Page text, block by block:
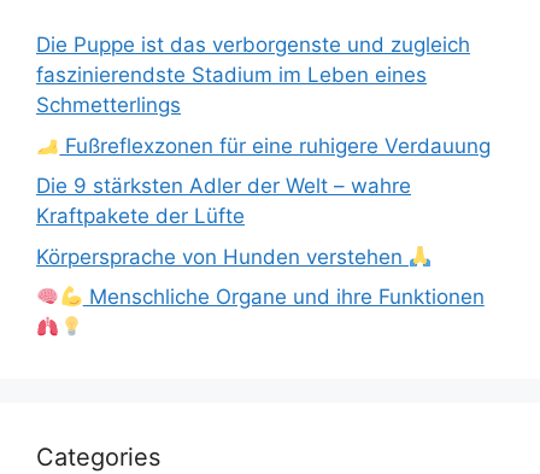
Die Puppe ist das verborgenste und zugleich
faszinierendste Stadium im Leben eines
Schmetterlings
Fußreflexzonen für eine ruhigere Verdauung
Die 9 stärksten Adler der Welt – wahre
Kraftpakete der Lüfte
Körpersprache von Hunden verstehen
Menschliche Organe und ihre Funktionen
Categories